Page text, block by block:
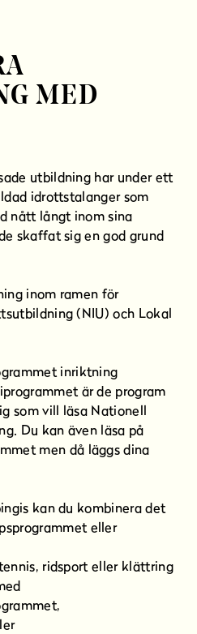
MED
utbildning har under ett
idrottstalanger som
nått långt inom sina
skaffat sig en god grund
inom ramen för
(NIU) och Lokal
inriktning
är de program
som vill läsa Nationell
Du kan även läsa på
men då läggs dina
kan du kombinera det
eller
ridsport eller klättring